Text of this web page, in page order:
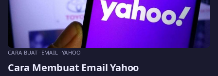
CARA BUAT EMAIL YAHOO
Cara Membuat Email Yahoo